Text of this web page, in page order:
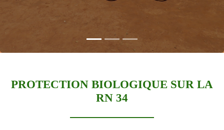
PROTECTION BIOLOGIQUE SUR LA
RN 34